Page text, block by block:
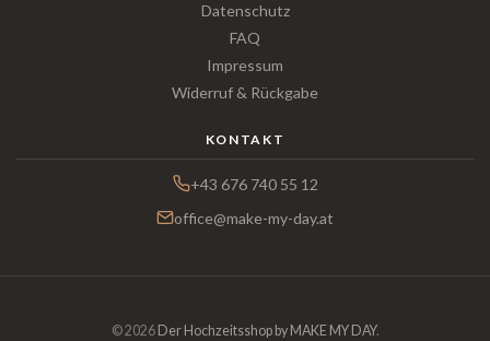
Datenschutz
FAQ
Impressum
Widerruf & Rückgabe
KONTAKT
+43 676 740 55 12
office@make-my-day.at
© 2026 Der Hochzeitsshop by MAKE MY DAY.